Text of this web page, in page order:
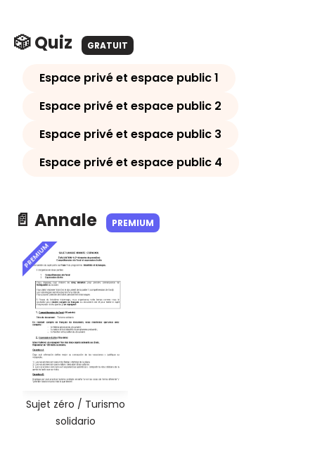
🎲 Quiz GRATUIT
Espace privé et espace public 1
Espace privé et espace public 2
Espace privé et espace public 3
Espace privé et espace public 4
📄 Annale PREMIUM
PREMIUM
Sujet zéro / Turismo
solidario